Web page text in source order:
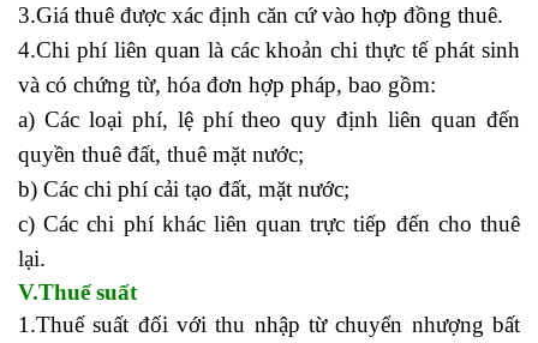
3.Giá thuê được xác định căn cứ vào hợp đồng thuê.
4.Chi phí liên quan là các khoản chi thực tế phát sinh
và có chứng từ, hóa đơn hợp pháp, bao gồm:
a) Các loại phí, lệ phí theo quy định liên quan đến
quyền thuê đất, thuê mặt nước;
b) Các chi phí cải tạo đất, mặt nước;
c) Các chi phí khác liên quan trực tiếp đến cho thuê
lại.
V.Thuế suất
1.Thuế suất đối với thu nhập từ chuyển nhượng bất